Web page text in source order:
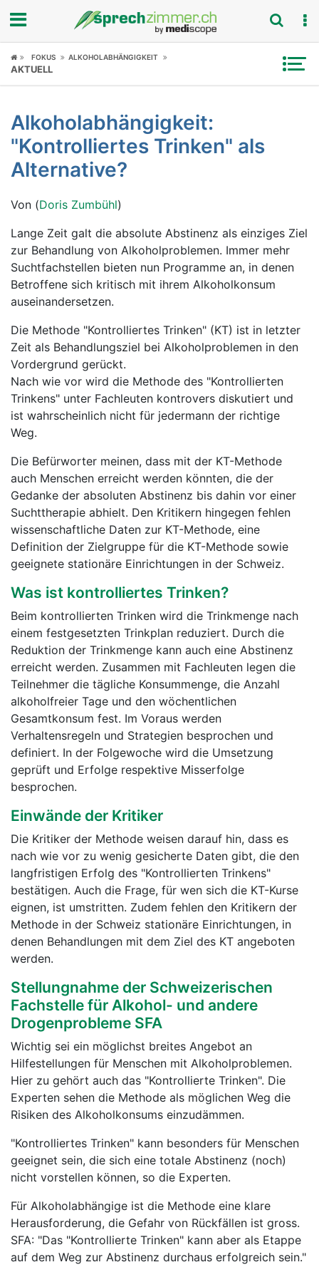
Fokus
Symptome
Untersuchungen
News
Ratgeber
Rubriken
FOKUS ALKOHOLABHÄNGIGKEIT
AKTUELL
Alkoholabhängigkeit:
"Kontrolliertes Trinken" als
Alternative?
Von (Doris Zumbühl)
Lange Zeit galt die absolute Abstinenz als einziges Ziel
zur Behandlung von Alkoholproblemen. Immer mehr
Suchtfachstellen bieten nun Programme an, in denen
Betroffene sich kritisch mit ihrem Alkoholkonsum
auseinandersetzen.
Die Methode "Kontrolliertes Trinken" (KT) ist in letzter
Zeit als Behandlungsziel bei Alkoholproblemen in den
Vordergrund gerückt.
Nach wie vor wird die Methode des "Kontrollierten
Trinkens" unter Fachleuten kontrovers diskutiert und
ist wahrscheinlich nicht für jedermann der richtige
Weg.
Die Befürworter meinen, dass mit der KT-Methode
auch Menschen erreicht werden könnten, die der
Gedanke der absoluten Abstinenz bis dahin vor einer
Suchttherapie abhielt. Den Kritikern hingegen fehlen
wissenschaftliche Daten zur KT-Methode, eine
Definition der Zielgruppe für die KT-Methode sowie
geeignete stationäre Einrichtungen in der Schweiz.
Was ist kontrolliertes Trinken?
Beim kontrollierten Trinken wird die Trinkmenge nach
einem festgesetzten Trinkplan reduziert. Durch die
Reduktion der Trinkmenge kann auch eine Abstinenz
erreicht werden. Zusammen mit Fachleuten legen die
Teilnehmer die tägliche Konsummenge, die Anzahl
alkoholfreier Tage und den wöchentlichen
Gesamtkonsum fest. Im Voraus werden
Verhaltensregeln und Strategien besprochen und
definiert. In der Folgewoche wird die Umsetzung
geprüft und Erfolge respektive Misserfolge
besprochen.
Einwände der Kritiker
Die Kritiker der Methode weisen darauf hin, dass es
nach wie vor zu wenig gesicherte Daten gibt, die den
langfristigen Erfolg des "Kontrollierten Trinkens"
bestätigen. Auch die Frage, für wen sich die KT-Kurse
eignen, ist umstritten. Zudem fehlen den Kritikern der
Methode in der Schweiz stationäre Einrichtungen, in
denen Behandlungen mit dem Ziel des KT angeboten
werden.
Stellungnahme der Schweizerischen
Fachstelle für Alkohol- und andere
Drogenprobleme SFA
Wichtig sei ein möglichst breites Angebot an
Hilfestellungen für Menschen mit Alkoholproblemen.
Hier zu gehört auch das "Kontrollierte Trinken". Die
Experten sehen die Methode als möglichen Weg die
Risiken des Alkoholkonsums einzudämmen.
"Kontrolliertes Trinken" kann besonders für Menschen
geeignet sein, die sich eine totale Abstinenz (noch)
nicht vorstellen können, so die Experten.
Für Alkoholabhängige ist die Methode eine klare
Herausforderung, die Gefahr von Rückfällen ist gross.
SFA: "Das "Kontrollierte Trinken" kann aber als Etappe
auf dem Weg zur Abstinenz durchaus erfolgreich sein."